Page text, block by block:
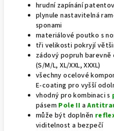
hrudní zapínání
plynule nastavitelná
sponami
materiálové poutko s
tři velikosti pokryjí
zádový popruh
(S/M/L, XL/XXL, XXXL)
všechny ocelové
E-coating pro vyšší
vhodný pro kombinaci s
pásem Pole II a
může být doplněn
viditelnost a bezpečí